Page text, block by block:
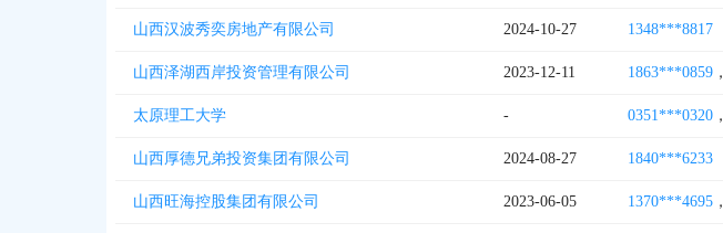
山西汉波秀奕房地产有限公司 2024-10-27 1348***8817
山西泽湖西岸投资管理有限公司 2023-12-11 1863***0859 ，
太原理工大学 - 0351***0320 ，
山西厚德兄弟投资集团有限公司 2024-08-27 1840***6233
山西旺海控股集团有限公司 2023-06-05 1370***4695 ，